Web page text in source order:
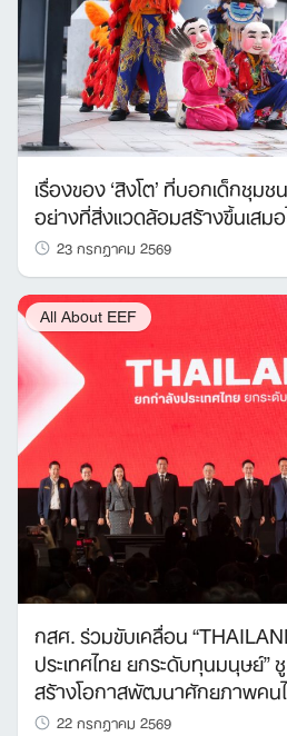
เรื่องของ ‘สิงโต’ ที่บอกเด็กชุม
อย่างที่สิ่งแวดล้อมสร้างขึ้นเสมอ
23 กรกฎาคม 2569
All About EEF
กสศ. ร่วมขับเคลื่อน
ประเทศไทย ยกระดับทุนมนุษย์”
สร้างโอกาสพัฒนาศักยภาพคน
22 กรกฎาคม 2569